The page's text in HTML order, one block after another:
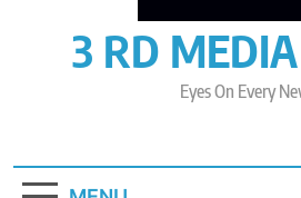
3 RD
Eyes On Every